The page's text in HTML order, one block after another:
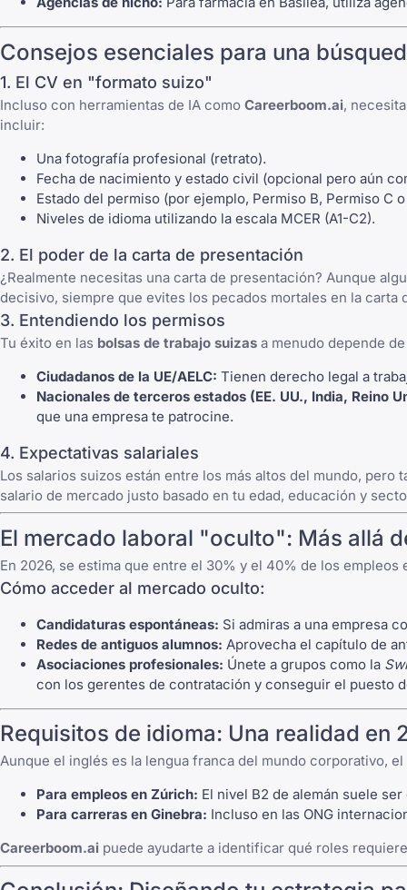
Consejos esenciales para una
1. El CV en "formato suizo"
Incluso con herramientas de IA como Careerboom.ai,
incluir:
Una fotografía profesional (retrato).
Fecha de nacimiento y estado civil (opcional pero aún
Estado del permiso (por ejemplo, Permiso B, Permiso C
Niveles de idioma utilizando la escala MCER (A1-C2).
2. El poder de la carta de presentación
¿Realmente necesitas una carta de presentación? Aunque
decisivo, siempre que evites los pecados mortales en la carta
3. Entendiendo los permisos
Tu éxito en las bolsas de trabajo suizas a menudo depende
Ciudadanos de la UE/AELC: Tienen derecho legal a
Nacionales de terceros estados (EE. UU., India, Reino
que una empresa te patrocine.
4. Expectativas salariales
Los salarios suizos están entre los más altos del mundo,
salario de mercado justo basado en tu edad, educación y
El mercado laboral "oculto": Más allá
En 2026, se estima que entre el 30% y el 40% de los
Cómo acceder al mercado oculto:
Candidaturas espontáneas: Si admiras a una empresa
Redes de antiguos alumnos: Aprovecha el capítulo de
Asociaciones profesionales: Únete a grupos como la
con los gerentes de contratación y conseguir el puesto
Requisitos de idioma: Una realidad en
Aunque el inglés es la lengua franca del mundo corporativo,
Para empleos en Zúrich: El nivel B2 de alemán suele
Para carreras en Ginebra: Incluso en las ONG
Careerboom.ai puede ayudarte a identificar qué roles